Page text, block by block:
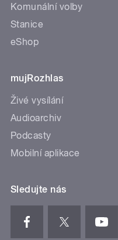
Komunální volby
Stanice
eShop
mujRozhlas
Živé vysílání
Audioarchiv
Podcasty
Mobilní aplikace
Sledujte nás